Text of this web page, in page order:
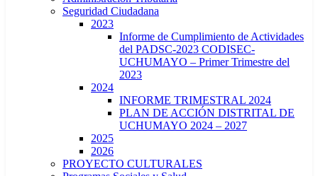
Seguridad Ciudadana
2023
Informe de Cumplimiento de Actividades
del PADSC-2023 CODISEC-
UCHUMAYO – Primer Trimestre del
2023
2024
INFORME TRIMESTRAL 2024
PLAN DE ACCIÓN DISTRITAL DE
UCHUMAYO 2024 – 2027
2025
2026
PROYECTO CULTURALES